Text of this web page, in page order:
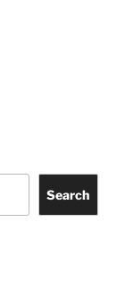
Search